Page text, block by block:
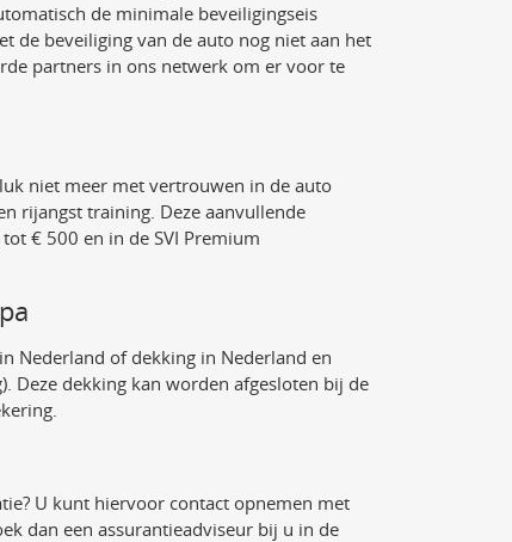
de minimale beveiligingseis
de beveiliging van de auto nog niet aan het
partners in ons netwerk om er voor te
niet meer met vertrouwen in de auto
rijangst training. Deze aanvullende
€ 500 en in de SVI Premium
Nederland of dekking in Nederland en
Deze dekking kan worden afgesloten bij de
U kunt hiervoor contact opnemen met
dan een assurantieadviseur bij u in de